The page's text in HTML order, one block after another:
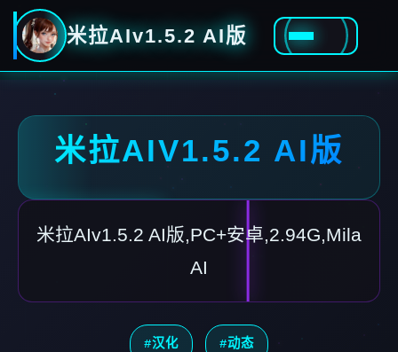
米拉AIv1.5.2 AI版
米拉AIV1.5.2 AI版
米拉AIv1.5.2 AI版,PC+安卓,2.94G,Mila
AI
#汉化 #动态